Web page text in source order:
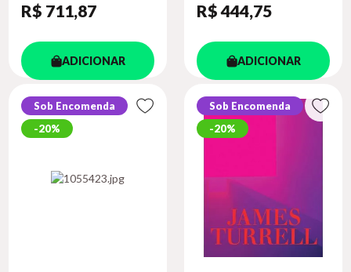
R$ 711,87
ADICIONAR
R$ 444,75
ADICIONAR
Sob Encomenda
20%
Sob Encomenda
20%